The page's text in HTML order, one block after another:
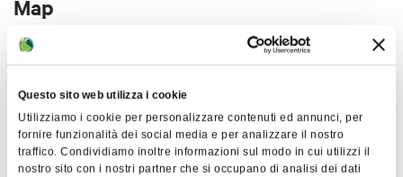
Questo sito web utilizza i cookie
Utilizziamo i cookie per personalizzare contenuti ed annunci, per
fornire funzionalità dei social media e per analizzare il nostro
traffico. Condividiamo inoltre informazioni sul modo in cui utilizzi il
nostro sito con i nostri partner che si occupano di analisi dei dati
hands that hold each other. The tower also
included a palace with battlements and with a
prison; it is possible that in the Middle Ages this
during the reign of Matilde of Canossa.
Map
+
−